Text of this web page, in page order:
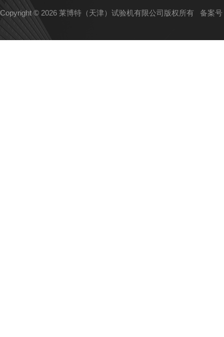
Copyright © 2026 莱博特（天津）试验机有限公司版权所有 备案号